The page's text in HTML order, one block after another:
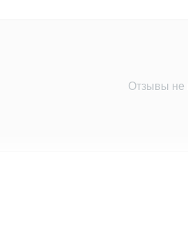
Отзывы не